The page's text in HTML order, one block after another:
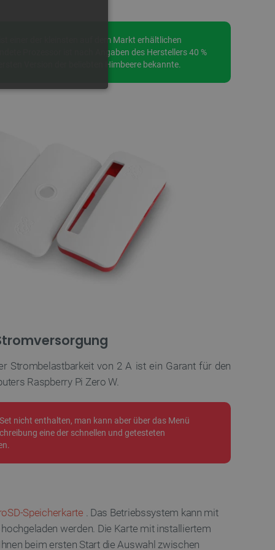
einer der kleinsten auf dem Markt erhältlichen
Prozessor ist nach Angaben des Herstellers 40 %
Version der beliebten Himbeere bekannte.
Strombelastbarkeit von 2 A ist ein Garant für den
Raspberry Pi Zero W.
nicht enthalten, man kann aber über das Menü
eine der schnellen und getesteten
Speicherkarte . Das Betriebssystem kann mit
werden. Die Karte mit installiertem
beim ersten Start die Auswahl zwischen
Kontoverwaltung. Ohne
der Einwilligungs- und
für ihre Interaktion mit
Einwilligung des
Datenschutzrichtlinien
dass ihre Präferenzen in
auf der PrestaShop-
des Besuchers.
Nutzerdaten zu
zu
verwendet, um
in jeder
gerichtet werden,
Dienst verwendet,
Cookies zu
Präferenzen für die